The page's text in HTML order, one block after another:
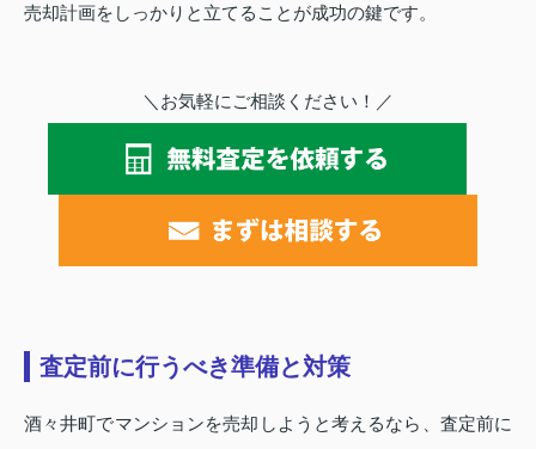
売却計画をしっかりと立てることが成功の鍵です。
＼お気軽にご相談ください！／
査定前に行うべき準備と対策
酒々井町でマンションを売却しようと考えるなら、査定前に